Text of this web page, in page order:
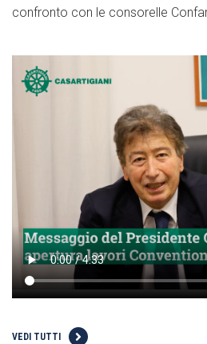
confronto con le consorelle
VEDI TUTTI